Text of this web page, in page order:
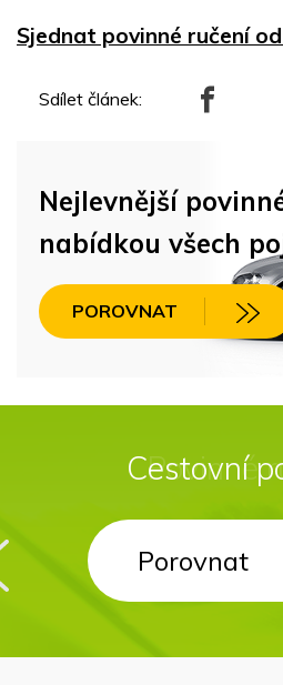
Sjednat povinné ručení
Sdílet článek:
Nejlevnější
nabídkou všech
POROVNAT
Cestovní
Porovnat